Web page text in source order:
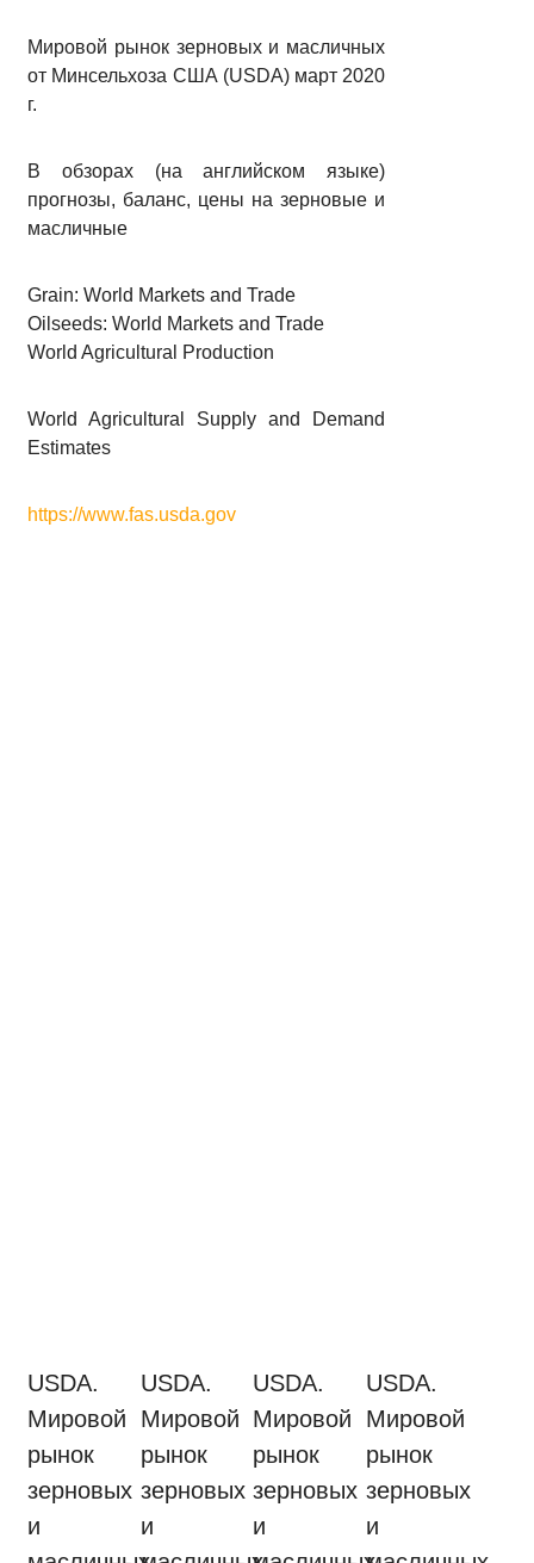
Мировой рынок зерновых и масличных
от Минсельхоза США (USDA) март 2020
г.
В обзорах (на английском языке)
прогнозы, баланс, цены на зерновые и
масличные
Grain: World Markets and Trade
Oilseeds: World Markets and Trade
World Agricultural Production
World Agricultural Supply and Demand
Estimates
https://www.fas.usda.gov
USDA.
Мировой
рынок
зерновых
и
USDA.
Мировой
рынок
зерновых
и
USDA.
Мировой
рынок
зерновых
и
USDA.
Мировой
рынок
зерновых
и